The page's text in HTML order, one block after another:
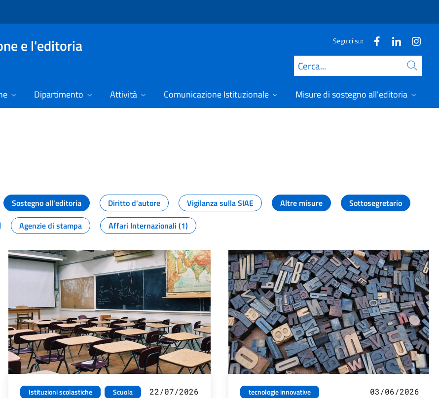
e l'editoria Seguici su:
Cerca
Dipartimento Attività Comunicazione Istituzionale Misure di sostegno all'editoria
Sostegno all'editoria Diritto d'autore Vigilanza sulla SIAE Altre misure
Sottosegretario
Agenzie di stampa Affari Internazionali (1)
Istituzioni scolastiche
Scuola
22/07/2026
tecnologie innovative
03/06/2026